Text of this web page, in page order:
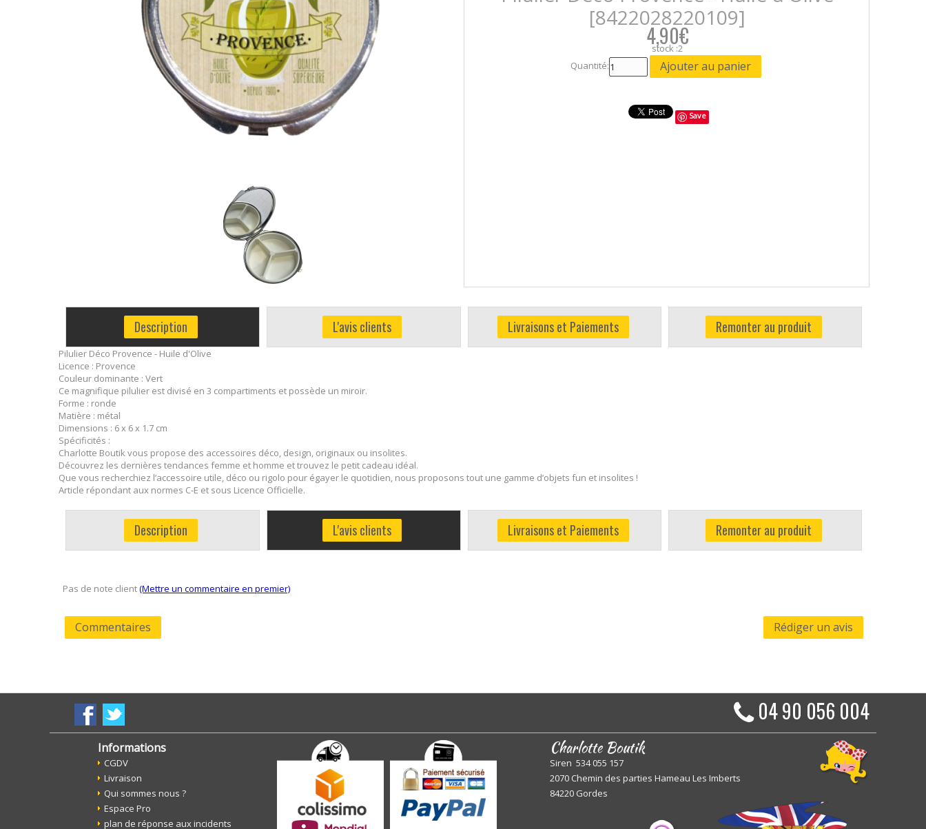
[8422028220109]
4,90€
stock :2
Quantité:
Save
Description L'avis clients Livraisons et Paiements Remonter au produit
Pilulier Déco Provence - Huile d'Olive
Licence : Provence
Couleur dominante : Vert
Ce magnifique pilulier est divisé en 3 compartiments et possède un miroir.
Forme : ronde
Matière : métal
Dimensions : 6 x 6 x 1.7 cm
Spécificités :
Charlotte Boutik vous propose des accessoires déco, design, originaux ou insolites.
Découvrez les dernières tendances femme et homme et trouvez le petit cadeau idéal.
Que vous recherchiez l’accessoire utile, déco ou rigolo pour égayer le quotidien, nous proposons tout une gamme d’objets fun et insolites !
Article répondant aux normes C-E et sous Licence Officielle.
Description L'avis clients Livraisons et Paiements Remonter au produit
Pas de note client(Mettre un commentaire en premier)
Commentaires Rédiger un avis
04 90 056 004
Informations
CGDV
Livraison
Qui sommes nous ?
Espace Pro
plan de réponse aux incidents
Charlotte Boutik
Siren 534 055 157
2070 Chemin des parties Hameau Les Imberts
84220 Gordes